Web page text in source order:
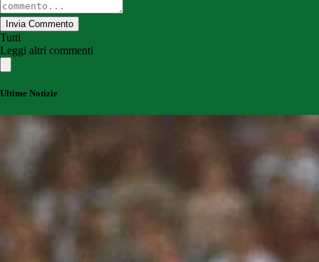
Invia Commento
Tutti
Leggi altri commenti
Ultime Notizie